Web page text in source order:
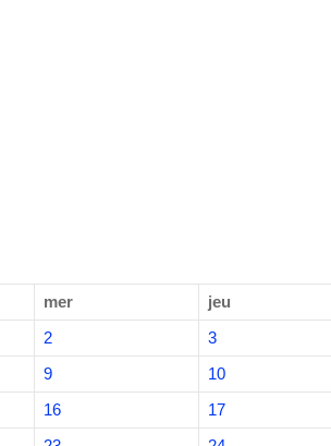
mer jeu
2 3
9 10
16 17